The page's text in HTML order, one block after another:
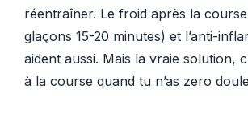
réentraîner. Le froid après la
glaçons 15-20 minutes) et l’anti-
aident aussi. Mais la vraie solution,
à la course quand tu n’as zero